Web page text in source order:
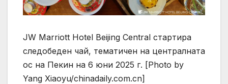
JW Marriott Hotel Beijing Central стартира
следобеден чай, тематичен на централната
ос на Пекин на 6 юни 2025 г. [Photo by
Yang Xiaoyu/chinadaily.com.cn]